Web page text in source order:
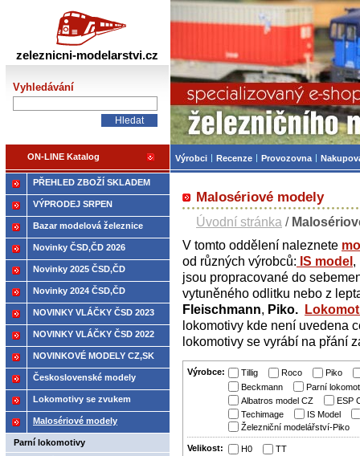
Malosériové modely
Úvodní stránka /
V tomto oddělení naleznete
od různých výrobců: IS model ,
jsou propracované do
vytuněného odlitku nebo z
Fleischmann, Piko.
lokomotivy kde není uvedena
lokomotivy se vyrábí na přání
Výrobce: Tillig Roco
Piko
Beckmann
Parní
Albatros model CZ
ESP
Techimage
IS Model
Železniční modelářství-Piko
Velikost: H0 TT
PŘEHLED ZBOŽÍ SKLADEM
VÝPRODEJ SRPEN
Bazar modelová železnice
Novinky ČSD,ČD 2026
Novinky 2025 ČSD,ČD
Novinky 2024 ČSD,ČD
NOVINKY VLÁČKY ČSD 2023
NOVINKY VLÁČKY ČSD 2022
NOVINKOVÉ MODELY CZ,SK
2021
Československé modely
ČSD,ČD
Lokomotivy se zvukem
Malosériové modely
Parní lokomotivy
zeleznicni-modelarstvi.cz
Vyhledávání
ON-LINE Katalog
Železniční
Výrobci Recenze Provozovna